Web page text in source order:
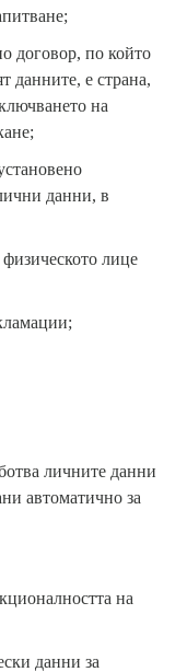
договор, по който
данните, е страна,
на
данни, в
лице
личните данни
автоматично за
на
данни за